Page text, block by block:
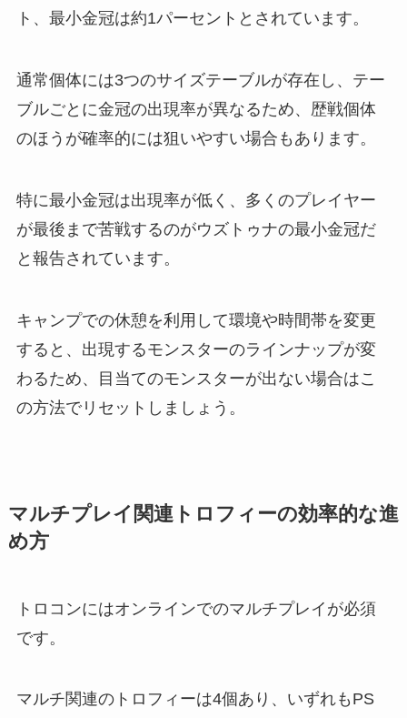
ト、最小金冠は約1パーセントとされています。
通常個体には3つのサイズテーブルが存在し、テー
ブルごとに金冠の出現率が異なるため、歴戦個体
のほうが確率的には狙いやすい場合もあります。
特に最小金冠は出現率が低く、多くのプレイヤー
が最後まで苦戦するのがウズトゥナの最小金冠だ
と報告されています。
キャンプでの休憩を利用して環境や時間帯を変更
すると、出現するモンスターのラインナップが変
わるため、目当てのモンスターが出ない場合はこ
の方法でリセットしましょう。
マルチプレイ関連トロフィーの効率的な進
め方
トロコンにはオンラインでのマルチプレイが必須
です。
マルチ関連のトロフィーは4個あり、いずれもPS